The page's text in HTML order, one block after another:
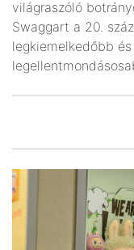
világraszóló
Swaggart a 20.
legkiemelkedőbb